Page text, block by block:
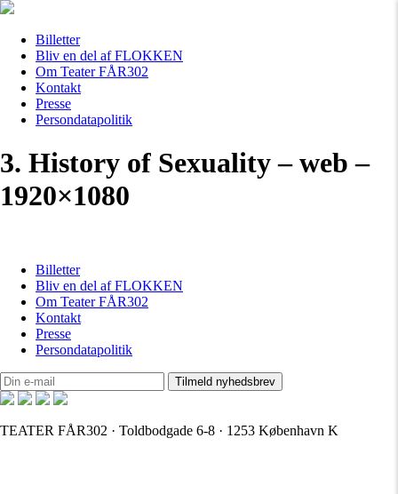
Billetter
Bliv en del af FLOKKEN
Om Teater FÅR302
Kontakt
Presse
Persondatapolitik
3. History of Sexuality – web –
1920×1080
Billetter
Bliv en del af FLOKKEN
Om Teater FÅR302
Kontakt
Presse
Persondatapolitik
TEATER FÅR302 · Toldbodgade 6-8 · 1253 København K